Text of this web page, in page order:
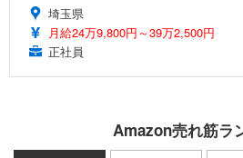
埼玉県
月給24万9,800円～39万2,500円
正社員
Amazon売れ筋ラ